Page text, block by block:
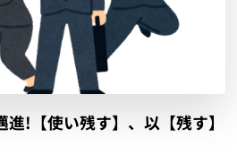
!【使い残す】、以【残す】